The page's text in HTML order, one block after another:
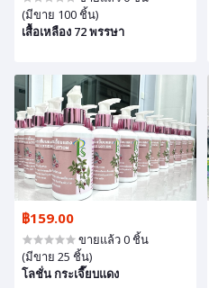
(มีขาย 100 ชิ้น)
เสื้อเหลือง 72 พรรษา
฿159.00
ขายแล้ว 0 ชิ้น
(มีขาย 25 ชิ้น)
โลชั่น กระเจี๊ยบแดง